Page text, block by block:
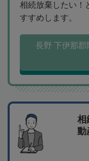
相続放棄したい！
すすめします。
長野 下伊那郡
相
動